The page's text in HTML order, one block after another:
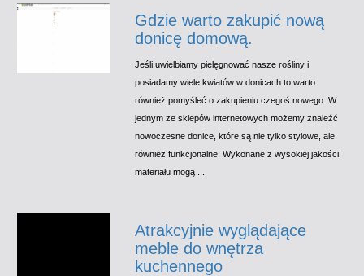
Gdzie warto zakupić nową
donicę domową.
Jeśli uwielbiamy pielęgnować nasze rośliny i
posiadamy wiele kwiatów w donicach to warto
również pomyśleć o zakupieniu czegoś nowego. W
jednym ze sklepów internetowych możemy znaleźć
nowoczesne donice, które są nie tylko stylowe, ale
również funkcjonalne. Wykonane z wysokiej jakości
materiału mogą ...
Atrakcyjnie wyglądające
meble do wnętrza
kuchennego